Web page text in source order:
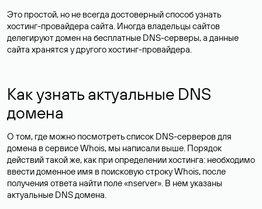
Это простой, но не всегда достоверный способ узнать
хостинг-провайдера сайта. Иногда владельцы сайтов
делегируют домен на бесплатные DNS-серверы, а данные
сайта хранятся у другого хостинг-провайдера.
Как узнать актуальные DNS
домена
О том, где можно посмотреть список DNS-серверов для
домена в сервисе Whois, мы написали выше. Порядок
действий такой же, как при определении хостинга: необходимо
ввести доменное имя в поисковую строку Whois, после
получения ответа найти поле «nserver». В нем указаны
актуальные DNS домена.